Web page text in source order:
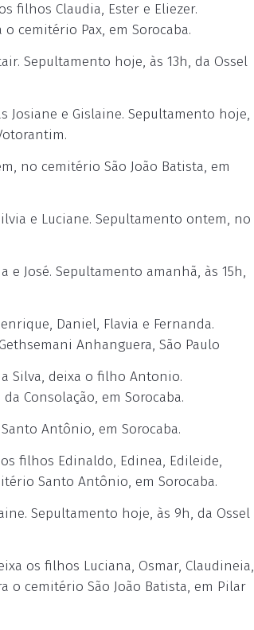
filhos Claudia, Ester e Eliezer.
cemitério Pax, em Sorocaba.
Sepultamento hoje, às 13h, da Ossel
Josiane e Gislaine. Sepultamento hoje,
no cemitério São João Batista, em
e Luciane. Sepultamento ontem, no
e José. Sepultamento amanhã, às 15h,
Daniel, Flavia e Fernanda.
Anhanguera, São Paulo
da Silva, deixa o filho Antonio.
Consolação, em Sorocaba.
Antônio, em Sorocaba.
os filhos Edinaldo, Edinea, Edileide,
Santo Antônio, em Sorocaba.
Sepultamento hoje, às 9h, da Ossel
os filhos Luciana, Osmar, Claudineia,
o cemitério São João Batista, em Pilar